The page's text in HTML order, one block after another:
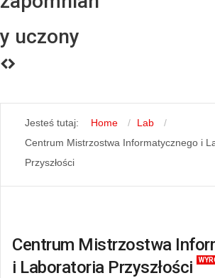
y uczony
Jesteś tutaj: Home
Lab
Centrum Mistrzostwa Informatycznego i
Przyszłości
Centrum Mistrzostwa
i Laboratoria Przyszłości